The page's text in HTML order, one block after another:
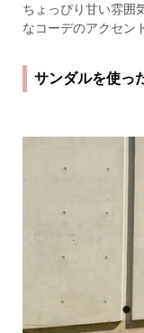
ちょっぴり甘い雰囲
なコーデのアクセン
サンダルを使っ